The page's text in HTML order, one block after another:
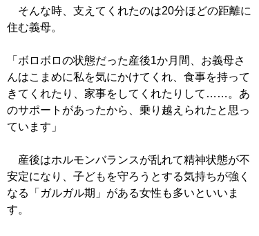
そんな時、支えてくれたのは20分ほどの距離に
住む義母。
「ボロボロの状態だった産後1か月間、お義母さ
んはこまめに私を気にかけてくれ、食事を持って
きてくれたり、家事をしてくれたりして……。あ
のサポートがあったから、乗り越えられたと思っ
ています」
産後はホルモンバランスが乱れて精神状態が不
安定になり、子どもを守ろうとする気持ちが強く
なる「ガルガル期」がある女性も多いといいま
す。